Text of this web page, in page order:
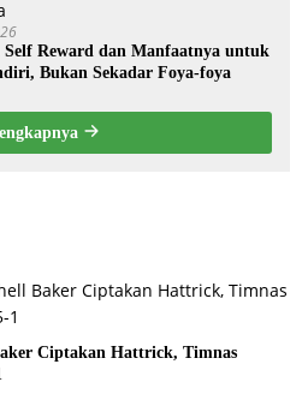
Reward dan Manfaatnya untuk
Bukan Sekadar Foya-foya
Ciptakan Hattrick, Timnas